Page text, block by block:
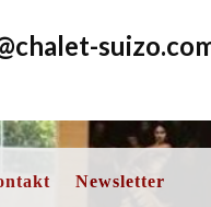
Newsletter